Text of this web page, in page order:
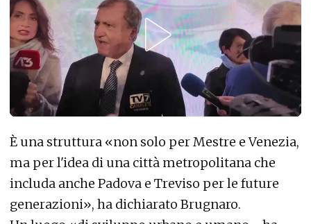
È una struttura «non solo per Mestre e Venezia,
ma per l'idea di una città metropolitana che
includa anche Padova e Treviso per le future
generazioni», ha dichiarato Brugnaro.